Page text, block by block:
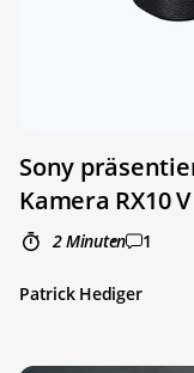
Sony
Kamera RX10 V
2 Minuten 1
Patrick Hediger